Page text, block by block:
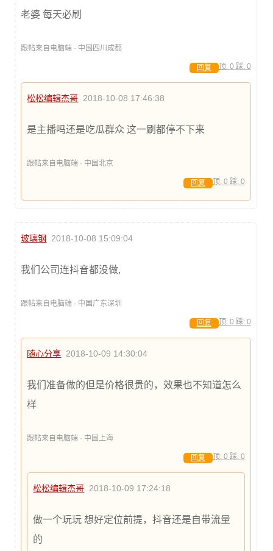
老婆 每天必刷
跟帖来自电脑端 · 中国四川成都
顶: 0 踩: 0
回复
松松编辑杰哥 2018-10-08 17:46:38
是主播吗还是吃瓜群众 这一刷都停不下来
跟帖来自电脑端 · 中国北京
顶: 0 踩: 0
回复
玻璃钢 2018-10-08 15:09:04
我们公司连抖音都没做,
跟帖来自电脑端 · 中国广东深圳
顶: 0 踩: 0
回复
随心分享 2018-10-09 14:30:04
我们准备做的但是价格很贵的，效果也不知道怎么
样
跟帖来自电脑端 · 中国上海
顶: 0 踩: 0
回复
松松编辑杰哥 2018-10-09 17:24:18
做一个玩玩 想好定位前提，抖音还是自带流量
的